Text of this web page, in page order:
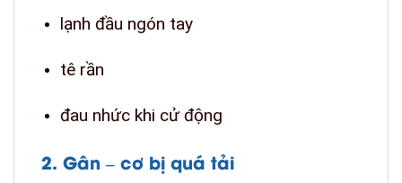
lạnh đầu ngón tay
tê rần
đau nhức khi cử động
2. Gân – cơ bị quá tải